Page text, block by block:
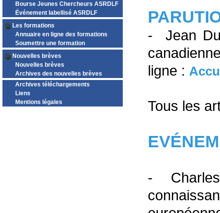
Bourse Jeunes Chercheurs ASRDLF
Événement labellisé ASRDLF
Les formations
Annuaire en ligne des formations
Soumettre une formation
Nouvelles brèves
Nouvelles brèves
Archives des nouvelles brèves
Archives téléchargements
Liens
Mentions légales
- Jean
ligne :
Tous les
-